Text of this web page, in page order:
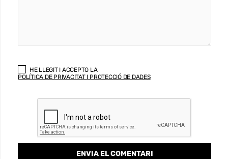
HE LLEGIT I ACCEPTO LA
POLÍTICA DE PRIVACITAT I PROTECCIÓ DE DADES